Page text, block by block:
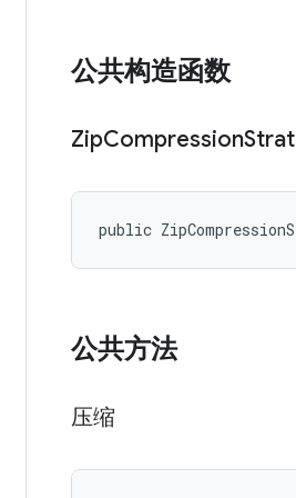
公共构造函数
ZipCompression
public
公共方法
压缩